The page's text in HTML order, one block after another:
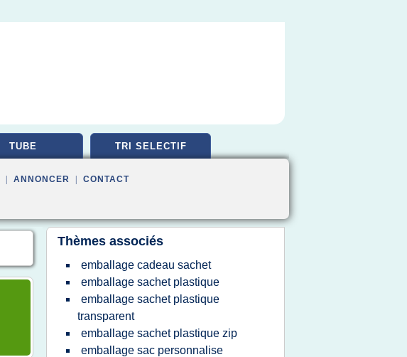
TUBE TRI SELECTIF
ANNONCER CONTACT
Thèmes associés
emballage cadeau sachet
emballage sachet plastique
emballage sachet plastique
transparent
emballage sachet plastique zip
emballage sac personnalise